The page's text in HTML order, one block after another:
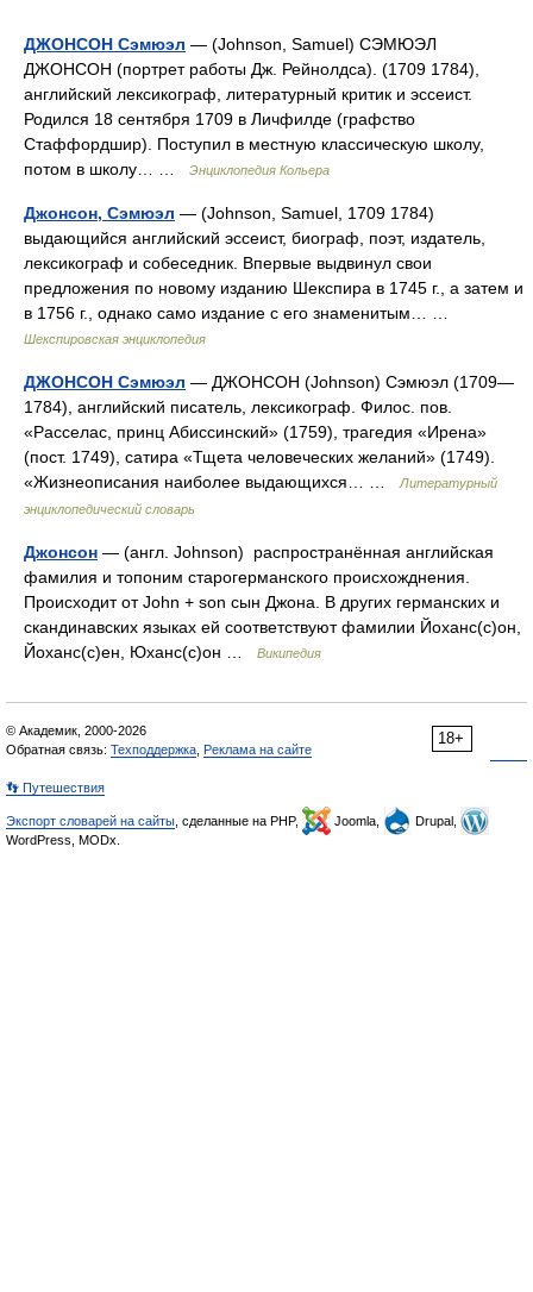
ДЖОНСОН Сэмюэл — (Johnson, Samuel) СЭМЮЭЛ
ДЖОНСОН (портрет работы Дж. Рейнолдса). (1709 1784),
английский лексикограф, литературный критик и эссеист.
Родился 18 сентября 1709 в Личфилде (графство
Стаффордшир). Поступил в местную классическую школу,
потом в школу… …
Энциклопедия Кольера
Джонсон, Сэмюэл — (Johnson, Samuel, 1709 1784)
выдающийся английский эссеист, биограф, поэт, издатель,
лексикограф и собеседник. Впервые выдвинул свои
предложения по новому изданию Шекспира в 1745 г., а затем и
в 1756 г., однако само издание с его знаменитым… …
Шекспировская энциклопедия
ДЖОНСОН Сэмюэл — ДЖОНСОН (Johnson) Сэмюэл (1709—
1784), английский писатель, лексикограф. Филос. пов.
«Расселас, принц Абиссинский» (1759), трагедия «Ирена»
(пост. 1749), сатира «Тщета человеческих желаний» (1749).
«Жизнеописания наиболее выдающихся… …
Литературный
энциклопедический словарь
Джонсон — (англ. Johnson) распространённая английская
фамилия и топоним старогерманского происхожднения.
Происходит от John + son сын Джона. В других германских и
скандинавских языках ей соответствуют фамилии Йоханс(с)он,
Йоханс(с)ен, Юханс(с)он …
Википедия
18+
© Академик, 2000-2026
Обратная связь: Техподдержка Реклама на сайте
👣 Путешествия
Экспорт словарей на сайты , сделанные на PHP, Joomla,
Drupal,
WordPress, MODx.